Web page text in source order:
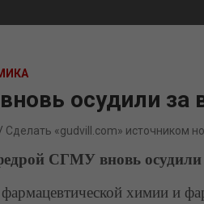
осудили
Сделать «gudvill.com» источником
СГМУ вновь осудили
химии и